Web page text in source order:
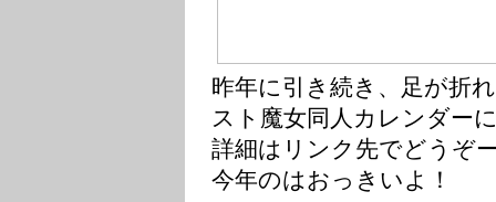
昨年に引き続き、足が折
スト魔女同人カレンダー
詳細はリンク先でどうぞ
今年のはおっきいよ！